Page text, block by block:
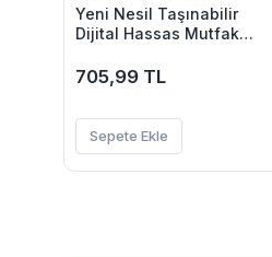
Yeni Nesil Taşınabilir
Dijital Hassas Mutfak
Hassas Ölçüm 10 Kg
705,99 TL
Sepete Ekle